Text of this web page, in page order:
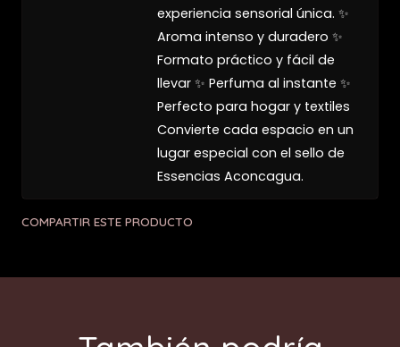
experiencia sensorial única. ✨
Aroma intenso y duradero ✨
Formato práctico y fácil de
llevar ✨ Perfuma al instante ✨
Perfecto para hogar y textiles
Convierte cada espacio en un
lugar especial con el sello de
Essencias Aconcagua.
COMPARTIR ESTE PRODUCTO